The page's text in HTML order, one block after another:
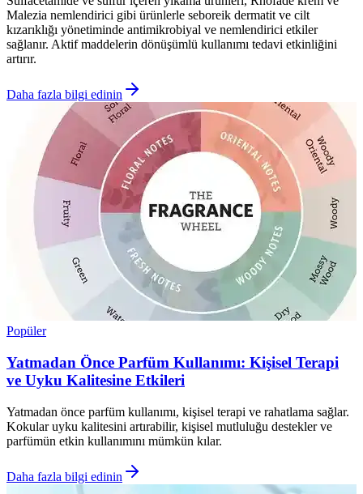
Malezia nemlendirici gibi ürünlerle seboreik dermatit ve cilt
kızarıklığı yönetiminde antimikrobiyal ve nemlendirici etkiler
sağlanır. Aktif maddelerin dönüşümlü kullanımı tedavi etkinliğini
artırır.
Daha fazla bilgi edinin
Popüler
Yatmadan Önce Parfüm Kullanımı: Kişisel Terapi
ve Uyku Kalitesine Etkileri
Yatmadan önce parfüm kullanımı, kişisel terapi ve rahatlama sağlar.
Kokular uyku kalitesini artırabilir, kişisel mutluluğu destekler ve
parfümün etkin kullanımını mümkün kılar.
Daha fazla bilgi edinin